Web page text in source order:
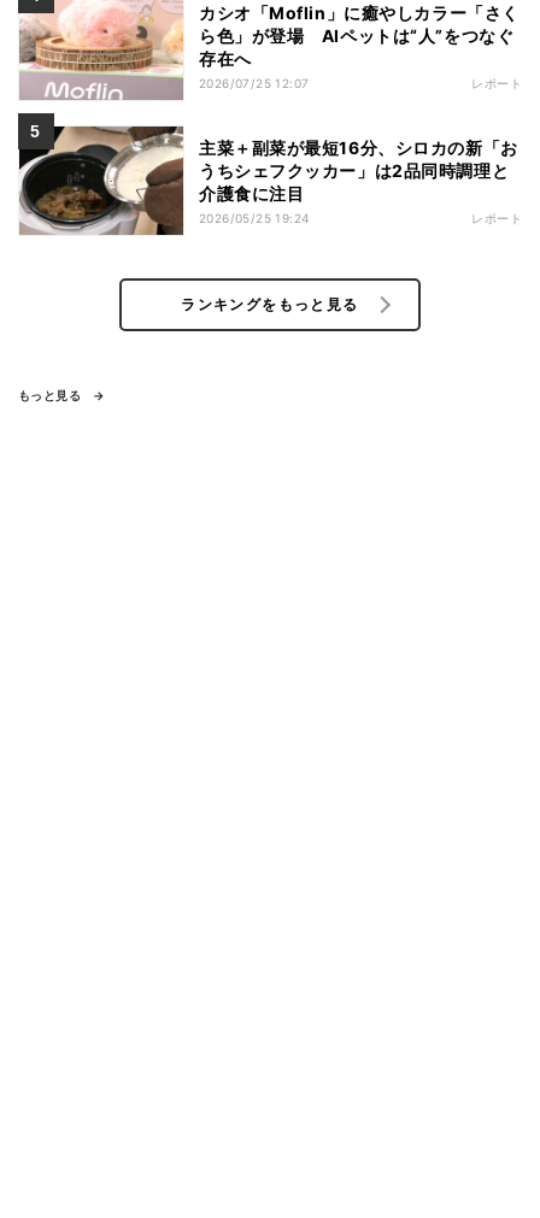
カシオ「Moflin」に癒やしカラー「さく
ら色」が登場 AIペットは“人”をつなぐ
存在へ
2026/07/25 12:07 レポート
主菜＋副菜が最短16分、シロカの新「お
うちシェフクッカー」は2品同時調理と
介護食に注目
2026/05/25 19:24 レポート
ランキングをもっと見る
もっと見る